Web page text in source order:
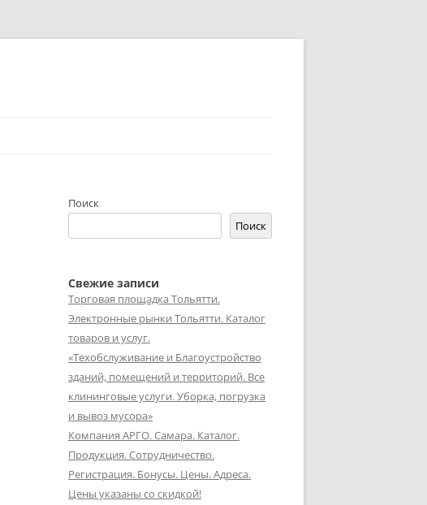
Поиск
Поиск
Свежие записи
Торговая площадка Тольятти.
Электронные рынки Тольятти. Каталог
товаров и услуг.
«Техобслуживание и Благоустройство
зданий, помещений и территорий. Все
клининговые услуги. Уборка, погрузка
и вывоз мусора»
Компания АРГО. Самара. Каталог.
Продукция. Сотрудничество.
Регистрация. Бонусы. Цены. Адреса.
Цены указаны со скидкой!